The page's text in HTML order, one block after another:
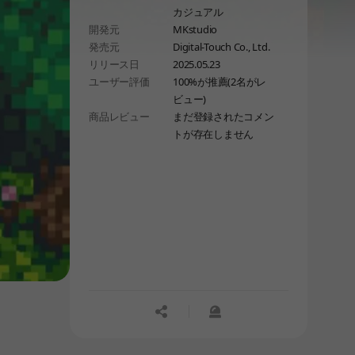
集める旅を始めます。自由に探検し、
個性あふれる仲間たちを募集し、
冒険を続けてください。
赤ちゃんのピクセルグラフィックと戦
略的な戦い、感情的なストーリーで、
クラシックJRPGならではの魅力と香
りを感じてください
カジュアル
開発元
MKstudio
発売元
Digital-Touch Co., Ltd.
リリース日
2025.05.23
ユーザー評価
100%が推薦(2名がレ
ビュー)
商品レビュー
まだ登録されたコメン
トが存在しません
공유하기신고하기